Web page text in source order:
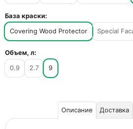
База краски:
Covering Wood Protector
Special
Объем, л:
0.9
2.7 9
Описание Доставка